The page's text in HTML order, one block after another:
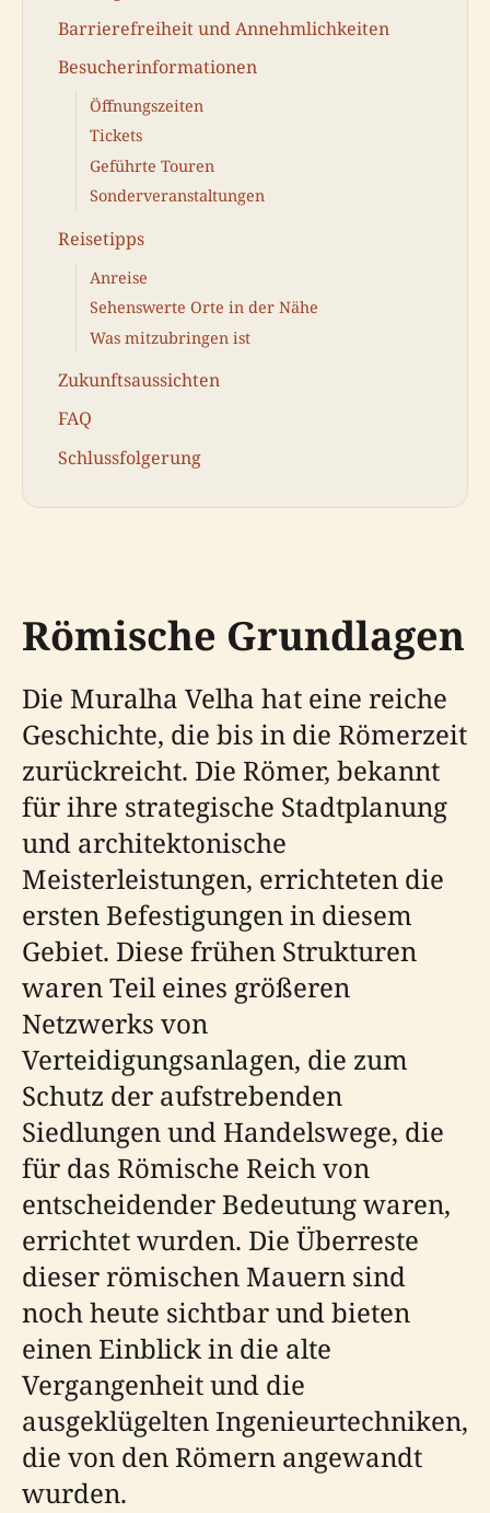
Barrierefreiheit und Annehmlichkeiten
Besucherinformationen
Öffnungszeiten
Tickets
Geführte Touren
Sonderveranstaltungen
Reisetipps
Anreise
Sehenswerte Orte in der Nähe
Was mitzubringen ist
Zukunftsaussichten
FAQ
Schlussfolgerung
Römische Grundlagen
Die Muralha Velha hat eine reiche
Geschichte, die bis in die Römerzeit
zurückreicht. Die Römer, bekannt
für ihre strategische Stadtplanung
und architektonische
Meisterleistungen, errichteten die
ersten Befestigungen in diesem
Gebiet. Diese frühen Strukturen
waren Teil eines größeren
Netzwerks von
Verteidigungsanlagen, die zum
Schutz der aufstrebenden
Siedlungen und Handelswege, die
für das Römische Reich von
entscheidender Bedeutung waren,
errichtet wurden. Die Überreste
dieser römischen Mauern sind
noch heute sichtbar und bieten
einen Einblick in die alte
Vergangenheit und die
ausgeklügelten Ingenieurtechniken,
die von den Römern angewandt
wurden.